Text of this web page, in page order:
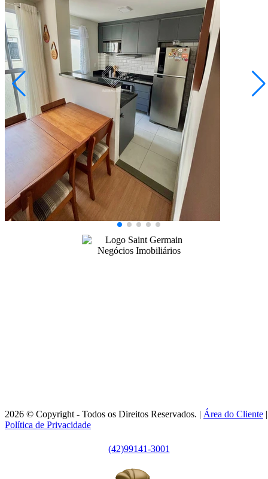
Olarias
R$ 210.000,00
Apartamento no Pontal da Serra Semimobiliado
Ponta Grossa/PR
2072902.001
Quartos
1Vaga
48,00
Área Privativa (m²)
Conversar no WhatsApp
2026 © Copyright - Todos os Direitos Reservados. | Área do Cliente |
Política de Privacidade
(42)99141-3001